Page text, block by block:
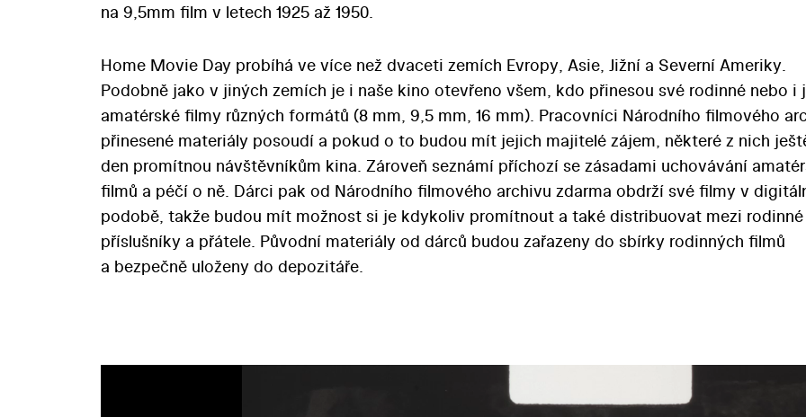
na 9,5mm film v letech 1925 až 1950.
Home Movie Day probíhá ve více než dvaceti zemích Evropy, Asie, Jižní a Severní Ameriky.
Podobně jako v jiných zemích je i naše kino otevřeno všem, kdo přinesou své rodinné nebo i
amatérské filmy různých formátů (8 mm, 9,5 mm, 16 mm). Pracovníci Národního filmového
přinesené materiály posoudí a pokud o to budou mít jejich majitelé zájem, některé z nich
den promítnou návštěvníkům kina. Zároveň seznámí příchozí se zásadami uchovávání
filmů a péčí o ně. Dárci pak od Národního filmového archivu zdarma obdrží své filmy v
podobě, takže budou mít možnost si je kdykoliv promítnout a také distribuovat mezi rodinné
příslušníky a přátele. Původní materiály od dárců budou zařazeny do sbírky rodinných filmů
a bezpečně uloženy do depozitáře.